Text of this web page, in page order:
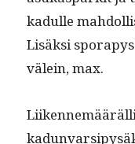
kadulle
Lisäk­si
välein, max.